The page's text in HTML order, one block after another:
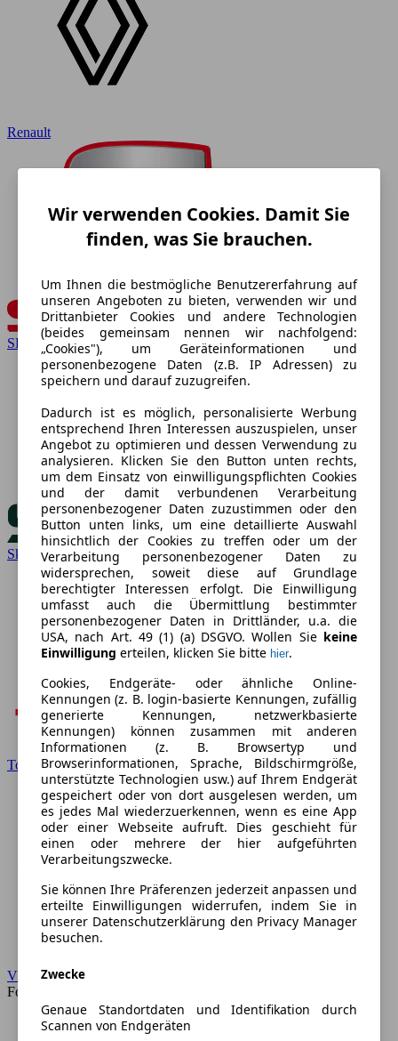
Wir verwenden Cookies. Damit Sie
finden, was Sie brauchen.
Um Ihnen die bestmögliche Benutzererfahrung auf
unseren Angeboten zu bieten, verwenden wir und
Drittanbieter Cookies und andere Technologien
(beides gemeinsam nennen wir nachfolgend:
„Cookies"), um Geräteinformationen und
personenbezogene Daten (z.B. IP Adressen) zu
speichern und darauf zuzugreifen.
Dadurch ist es möglich, personalisierte Werbung
entsprechend Ihren Interessen auszuspielen, unser
Angebot zu optimieren und dessen Verwendung zu
analysieren. Klicken Sie den Button unten rechts,
um dem Einsatz von einwilligungspflichten Cookies
und der damit verbundenen Verarbeitung
personenbezogener Daten zuzustimmen oder den
Button unten links, um eine detaillierte Auswahl
hinsichtlich der Cookies zu treffen oder um der
Verarbeitung personenbezogener Daten zu
widersprechen, soweit diese auf Grundlage
berechtigter Interessen erfolgt. Die Einwilligung
umfasst auch die Übermittlung bestimmter
personenbezogener Daten in Drittländer, u.a. die
USA, nach Art. 49 (1) (a) DSGVO. Wollen Sie keine
Einwilligung erteilen, klicken Sie bitte hier.
Cookies, Endgeräte- oder ähnliche Online-
Kennungen (z. B. login-basierte Kennungen, zufällig
generierte Kennungen, netzwerkbasierte
Kennungen) können zusammen mit anderen
Informationen (z. B. Browsertyp und
Browserinformationen, Sprache, Bildschirmgröße,
unterstützte Technologien usw.) auf Ihrem Endgerät
gespeichert oder von dort ausgelesen werden, um
es jedes Mal wiederzuerkennen, wenn es eine App
oder einer Webseite aufruft. Dies geschieht für
einen oder mehrere der hier aufgeführten
Verarbeitungszwecke.
Sie können Ihre Präferenzen jederzeit anpassen und
erteilte Einwilligungen widerrufen, indem Sie in
unserer Datenschutzerklärung den Privacy Manager
besuchen.
Zwecke
Genaue Standortdaten und Identifikation durch
Scannen von Endgeräten
Renault
SEAT
Skoda
Toyota
VW
Forum